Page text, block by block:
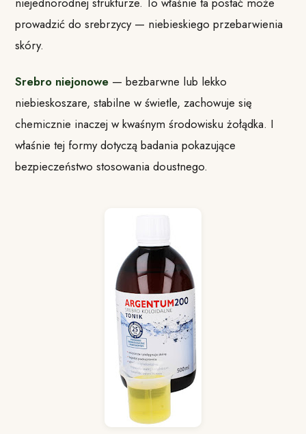
prowadzić do srebrzycy — niebieskiego przebarwienia
skóry.
Srebro niejonowe — bezbarwne lub lekko
niebieskoszare, stabilne w świetle, zachowuje się
chemicznie inaczej w kwaśnym środowisku żołądka. I
właśnie tej formy dotyczą badania pokazujące
bezpieczeństwo stosowania doustnego.